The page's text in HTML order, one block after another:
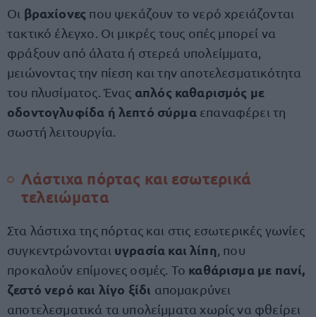
Οι βραχίονες που ψεκάζουν το νερό χρειάζονται
τακτικό έλεγχο. Οι μικρές τους οπές μπορεί να
φράξουν από άλατα ή στερεά υπολείμματα,
μειώνοντας την πίεση και την αποτελεσματικότητα
του πλυσίματος. Ένας απλός καθαρισμός με
οδοντογλυφίδα ή λεπτό σύρμα επαναφέρει τη
σωστή λειτουργία.
Λάστιχα πόρτας και εσωτερικά
τελειώματα
Στα λάστιχα της πόρτας και στις εσωτερικές γωνίες
συγκεντρώνονται υγρασία και λίπη , που
προκαλούν επίμονες οσμές. Το καθάρισμα με πανί,
ζεστό νερό και λίγο ξίδι απομακρύνει
αποτελεσματικά τα υπολείμματα χωρίς να φθείρει